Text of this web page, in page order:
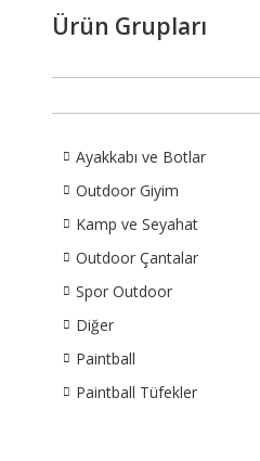
Ürün Grupları
Ayakkabı ve Botlar
Outdoor Giyim
Kamp ve Seyahat
Outdoor Çantalar
Spor Outdoor
Diğer
Paintball
Paintball Tüfekler